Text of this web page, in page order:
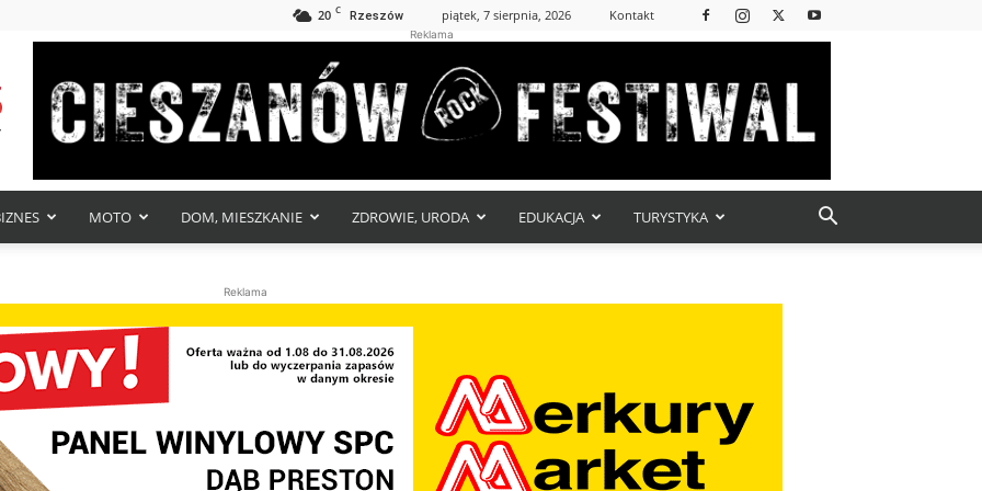
20 C Rzeszów piątek, 7 sierpnia, 2026 Kontakt
Reklama
MOTO DOM, MIESZKANIE ZDROWIE, URODA EDUKACJA TURYSTYKA
Reklama